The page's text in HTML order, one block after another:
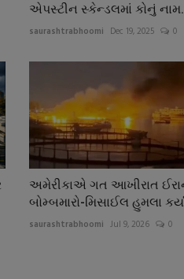
એપસ્ટીન સ્કેન્ડલમાં કોનું
saurashtrabhoomi Dec 19, 2025 0
અમેરીકાએ ગત આખીરાત
બોમ્બમારો-મિસાઈલ હુમલા
saurashtrabhoomi Jul 9, 2026 0